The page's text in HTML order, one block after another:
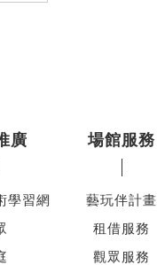
廣
學習網
場館服務
藝玩伴計畫
租借服務
觀眾服務